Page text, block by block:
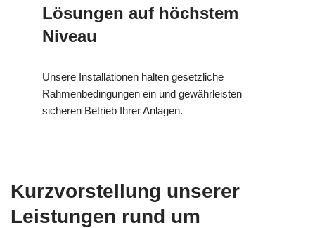
Lösungen auf höchstem
Niveau
Unsere Installationen halten gesetzliche
Rahmenbedingungen ein und gewährleisten
sicheren Betrieb Ihrer Anlagen.
Kurzvorstellung unserer
Leistungen rund um